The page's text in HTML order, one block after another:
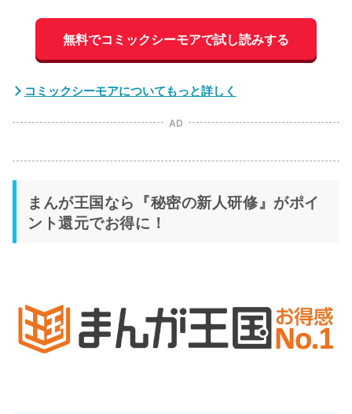
無料でコミックシーモアで試し読みする
コミックシーモアについてもっと詳しく
AD
まんが王国なら『秘密の新人研修』がポイ
ント還元でお得に！